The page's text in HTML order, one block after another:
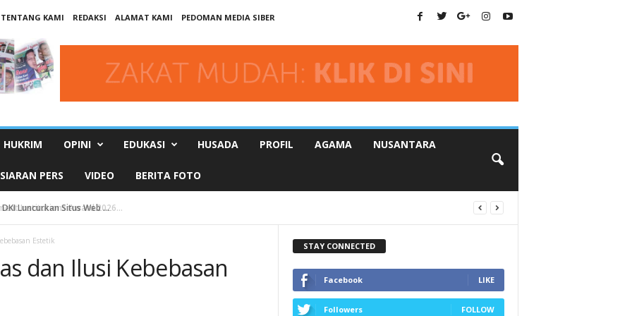
TENTANG KAMI REDAKSI ALAMAT KAMI
PEDOMAN MEDIA SIBER
HUKRIM OPINI EDUKASI HUSADA PROFIL AGAMA NUSANTARA
SIARAN PERS VIDEO BERITA FOTO
Luncurkan Situs Web ...
Estetik
dan Ilusi Kebebasan
STAY CONNECTED
Facebook LIKE
Followers FOLLOW